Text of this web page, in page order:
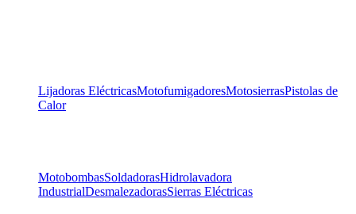
Lijadoras EléctricasMotofumigadoresMotosierrasPistolas de
Calor
MotobombasSoldadorasHidrolavadora
IndustrialDesmalezadorasSierras Eléctricas